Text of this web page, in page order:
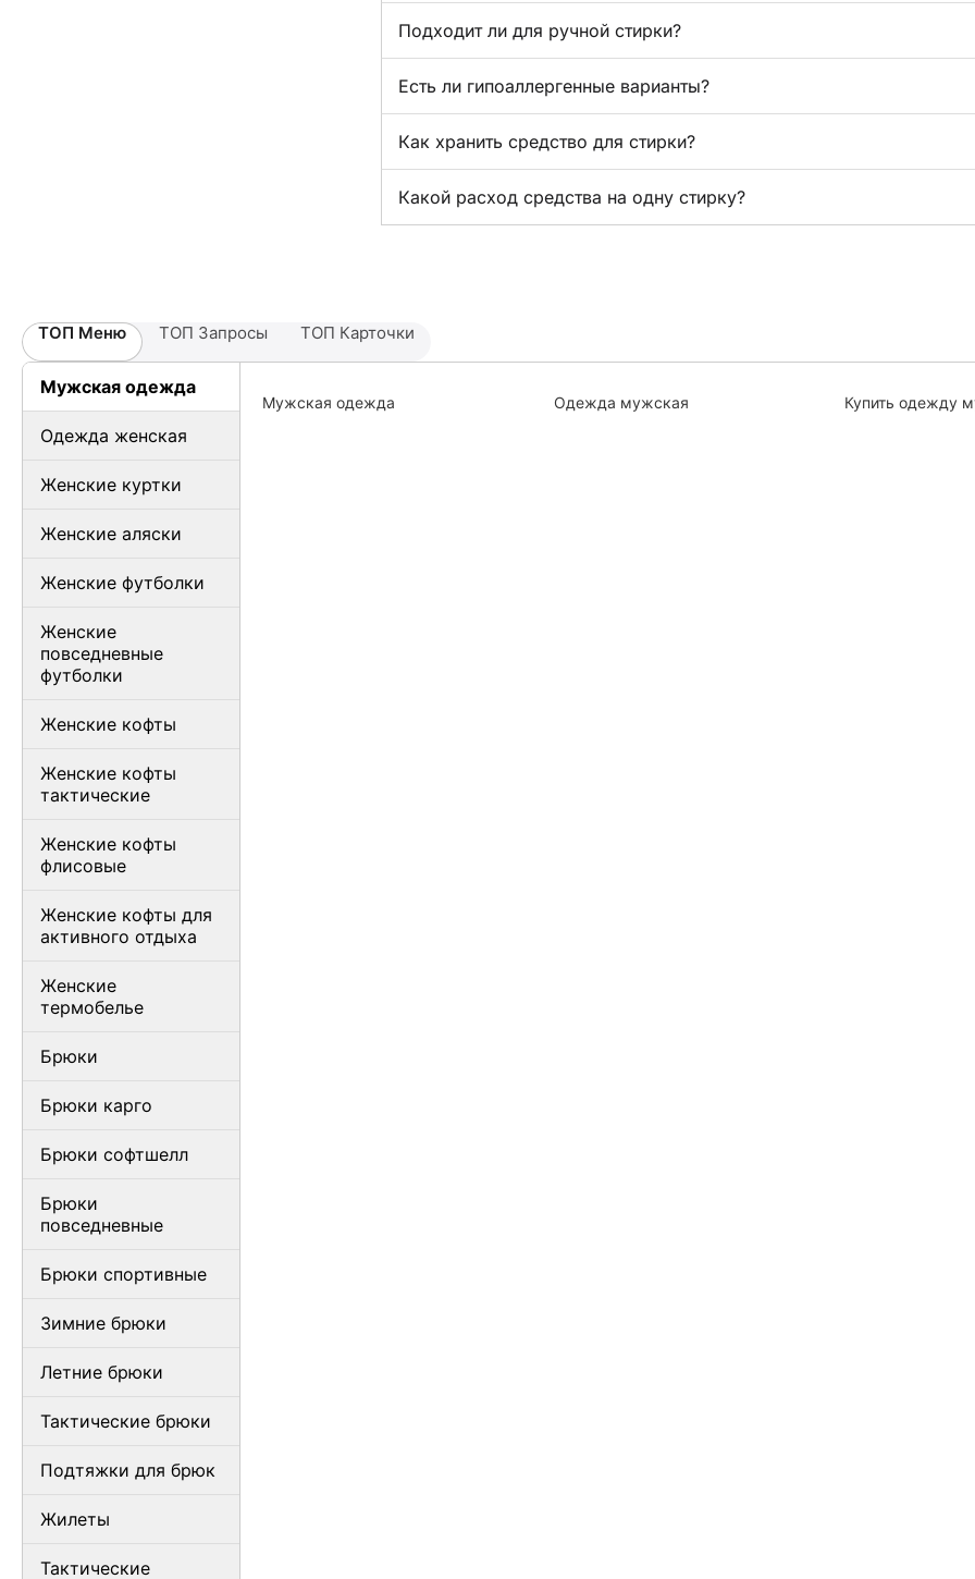
Подходит ли для ручной стирки?
Есть ли гипоаллергенные варианты?
Как хранить средство для стирки?
Какой расход средства на одну стирку?
ТОП Меню ТОП Запросы ТОП Карточки
Мужская одежда
Одежда женская
Женские куртки
Женские аляски
Женские футболки
Женские
повседневные
футболки
Женские кофты
Женские кофты
тактические
Женские кофты
флисовые
Женские кофты для
активного отдыха
Женские
термобелье
Брюки
Брюки карго
Брюки софтшелл
Брюки
повседневные
Брюки спортивные
Зимние брюки
Летние брюки
Тактические брюки
Подтяжки для брюк
Жилеты
Тактические
Мужская одежда Одежда мужская Купить одежду